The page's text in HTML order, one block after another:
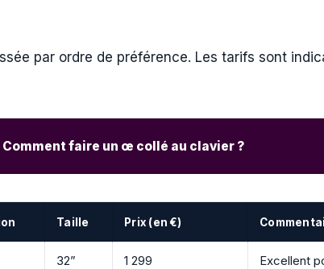
par ordre de préférence. Les tarifs sont
Comment faire un œ collé au clavier ?
Taille Prix (en €)
32” 1 299 Excellent